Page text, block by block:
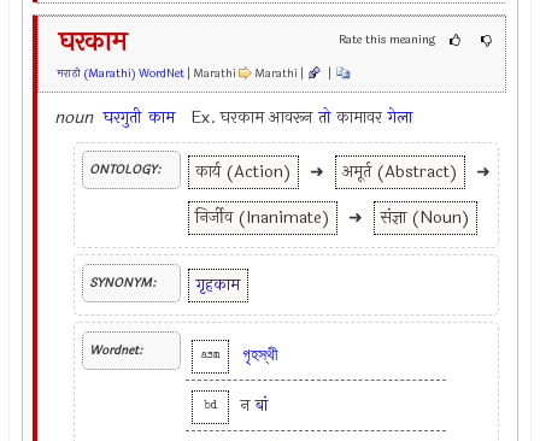
Rate this meaning
घरकाम
मराठी (Marathi) WordNet | Marathi Marathi | |
noun घरगुती काम Ex.घरकाम आवरूनतो कामावरगेला
ONTOLOGY: कार्य (Action) ➜ अमूर्त (Abstract)
➜
निर्जीव (Inanimate)
➜ संज्ञा (Noun)
SYNONYM: गृहकाम
Wordnet: asm গৃহস্থী
bd नबां